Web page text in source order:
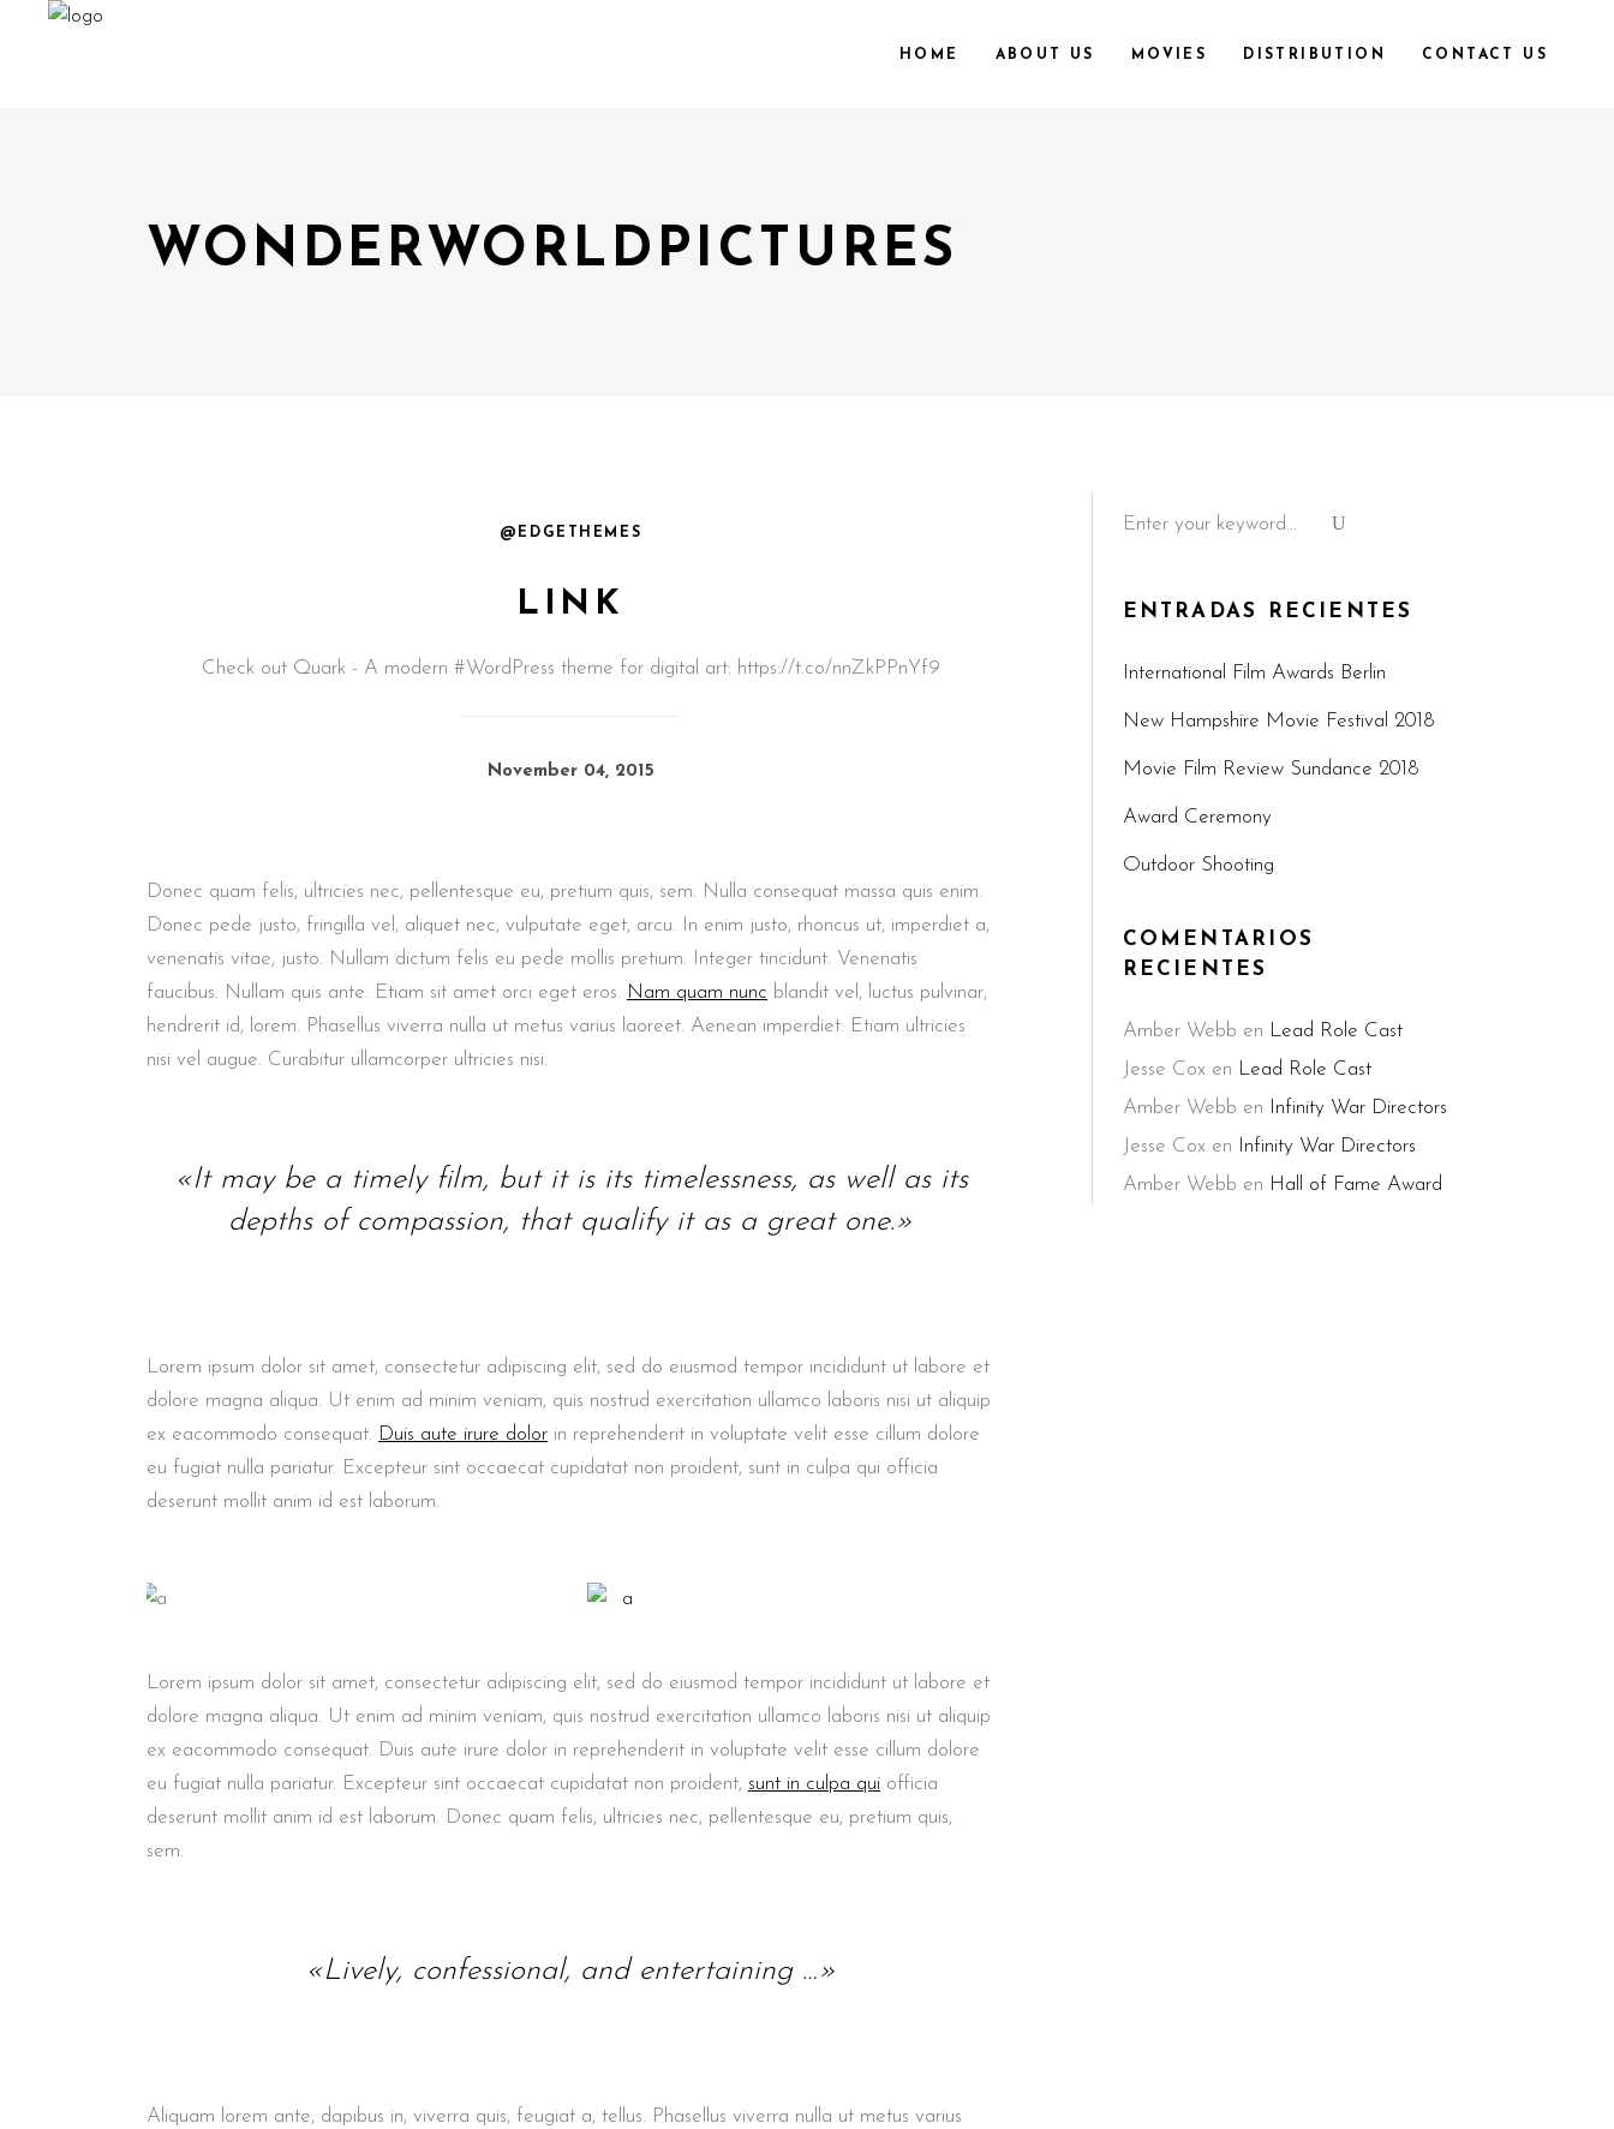
HOME ABOUT US MOVIES DISTRIBUTION CONTACT US
WONDERWORLDPICTURES
@EDGETHEMES
LINK
Check out Quark - A modern #WordPress theme for digital art: https://t.co/nnZkPPnYf9
November 04, 2015
Donec quam felis, ultricies nec, pellentesque eu, pretium quis, sem. Nulla consequat massa quis enim.
Donec pede justo, fringilla vel, aliquet nec, vulputate eget, arcu. In enim justo, rhoncus ut, imperdiet a,
venenatis vitae, justo. Nullam dictum felis eu pede mollis pretium. Integer tincidunt. Venenatis
faucibus. Nullam quis ante. Etiam sit amet orci eget eros. Nam quam nunc blandit vel, luctus pulvinar,
hendrerit id, lorem. Phasellus viverra nulla ut metus varius laoreet. Aenean imperdiet. Etiam ultricies
nisi vel augue. Curabitur ullamcorper ultricies nisi.
«It may be a timely film, but it is its timelessness, as well as its
depths of compassion, that qualify it as a great one.»
Lorem ipsum dolor sit amet, consectetur adipiscing elit, sed do eiusmod tempor incididunt ut labore et
dolore magna aliqua. Ut enim ad minim veniam, quis nostrud exercitation ullamco laboris nisi ut aliquip
ex eacommodo consequat. Duis aute irure dolor in reprehenderit in voluptate velit esse cillum dolore
eu fugiat nulla pariatur. Excepteur sint occaecat cupidatat non proident, sunt in culpa qui officia
deserunt mollit anim id est laborum.
Lorem ipsum dolor sit amet, consectetur adipiscing elit, sed do eiusmod tempor incididunt ut labore et
dolore magna aliqua. Ut enim ad minim veniam, quis nostrud exercitation ullamco laboris nisi ut aliquip
ex eacommodo consequat. Duis aute irure dolor in reprehenderit in voluptate velit esse cillum dolore
eu fugiat nulla pariatur. Excepteur sint occaecat cupidatat non proident, sunt in culpa qui officia
deserunt mollit anim id est laborum. Donec quam felis, ultricies nec, pellentesque eu, pretium quis,
sem.
«Lively, confessional, and entertaining …»
Aliquam lorem ante, dapibus in, viverra quis, feugiat a, tellus. Phasellus viverra nulla ut metus varius
for:
ENTRADAS RECIENTES
International Film Awards Berlin
New Hampshire Movie Festival 2018
Movie Film Review Sundance 2018
Award Ceremony
Outdoor Shooting
COMENTARIOS
RECIENTES
Amber Webb en Lead Role Cast
Jesse Cox en Lead Role Cast
Amber Webb en
Infinity War Directors
Jesse Cox en
Infinity War Directors
Amber Webb en Hall of Fame Award